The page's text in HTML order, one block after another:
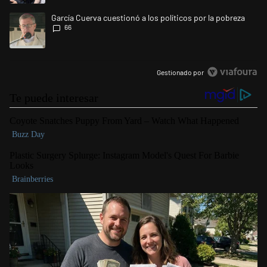
Un artículo de tendencia con el título "García Cuerva cuestionó a los
García Cuerva cuestionó a los políticos por la pobreza
66
Gestionado por